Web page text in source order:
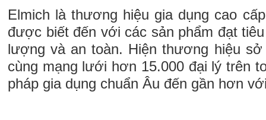
Elmich là thương hiệu gia dụng cao
được biết đến với các sản phẩm đạt
lượng và an toàn. Hiện thương hiệu
cùng mạng lưới hơn 15.000 đại lý trên
pháp gia dụng chuẩn Âu đến gần hơn